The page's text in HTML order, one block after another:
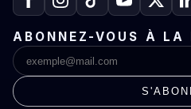
ABONNEZ-VOUS À LA